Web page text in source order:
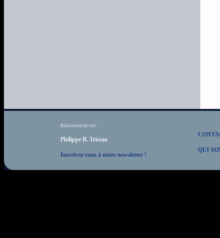
Réalisation du site :
Philippe B. Tristan
Inscrivez-vous à notre newsletter !
QUI